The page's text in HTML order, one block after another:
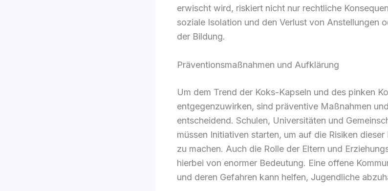
erwischt wird, riskiert nicht nur rechtliche
soziale Isolation und den Verlust von Anstellungen
der Bildung.
Präventionsmaßnahmen und Aufklärung
Um dem Trend der Koks-Kapseln und des pinken
entgegenzuwirken, sind präventive Maßnahmen
entscheidend. Schulen, Universitäten und
müssen Initiativen starten, um auf die Risiken
zu machen. Auch die Rolle der Eltern und
hierbei von enormer Bedeutung. Eine offene
und deren Gefahren kann helfen, Jugendliche